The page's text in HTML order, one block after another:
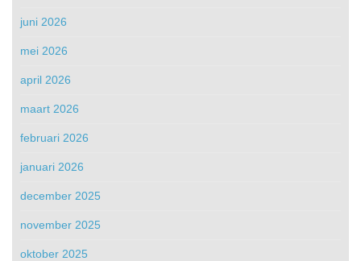
juni 2026
mei 2026
april 2026
maart 2026
februari 2026
januari 2026
december 2025
november 2025
oktober 2025